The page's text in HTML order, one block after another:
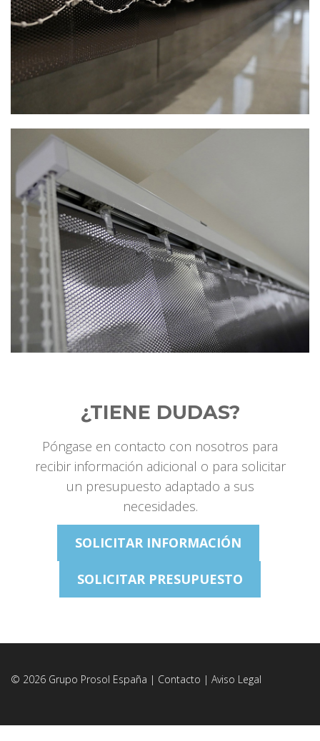
¿TIENE DUDAS?
Póngase en contacto con nosotros para
recibir información adicional o para solicitar
un presupuesto adaptado a sus
necesidades.
SOLICITAR INFORMACIÓN
SOLICITAR PRESUPUESTO
© 2026 Grupo Prosol España | Contacto | Aviso Legal